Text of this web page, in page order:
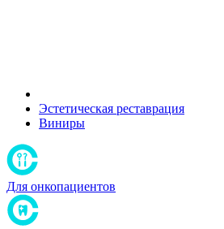
Эстетическая реставрация
Виниры
Для онкопациентов